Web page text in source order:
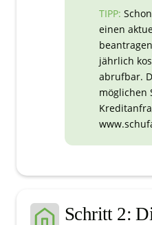
TIPP:
einen
jährlich
abrufbar.
möglichen
Schritt 2: